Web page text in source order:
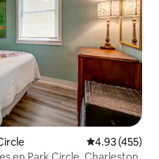
Calificación
4.93 (455)
en Park Circle, Charleston